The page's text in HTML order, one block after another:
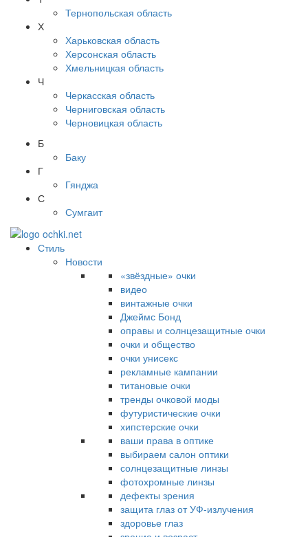
Тернопольская область
Х
Харьковская область
Херсонская область
Хмельницкая область
Ч
Черкасская область
Черниговская область
Черновицкая область
Б
Баку
Г
Гянджа
С
Сумгаит
Стиль
Новости
«звёздные» очки
видео
винтажные очки
Джеймс Бонд
оправы и солнцезащитные очки
очки и общество
очки унисекс
рекламные кампании
титановые очки
тренды очковой моды
футуристические очки
хипстерские очки
ваши права в оптике
выбираем салон оптики
солнцезащитные линзы
фотохромные линзы
дефекты зрения
защита глаз от УФ-излучения
здоровье глаз